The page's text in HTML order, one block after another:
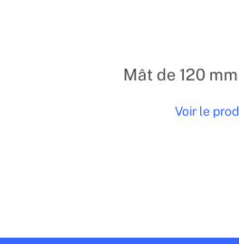
Mât de 120
Voir le